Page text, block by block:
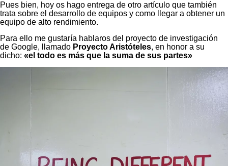
Pues bien, hoy os hago entrega de otro artículo que también
trata sobre el desarrollo de equipos y como llegar a obtener un
equipo de alto rendimiento.
Para ello me gustaría hablaros del proyecto de investigación
de Google, llamado Proyecto Aristóteles, en honor a su
dicho: «el todo es más que la suma de sus partes»